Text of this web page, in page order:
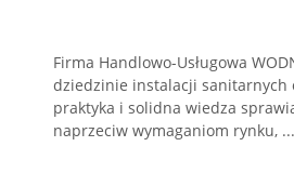
Firma Handlowo-Usługowa
dziedzinie instalacji sanitarnych
praktyka i solidna wiedza
naprzeciw wymaganiom rynku, ...